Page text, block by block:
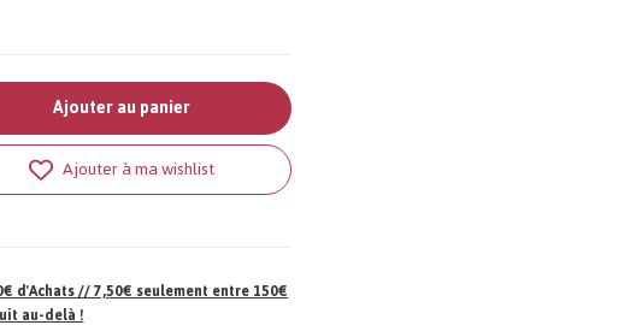
Ajouter au panier
Ajouter à ma wishlist
d'Achats // 7,50€ seulement entre 150€
au-delà !